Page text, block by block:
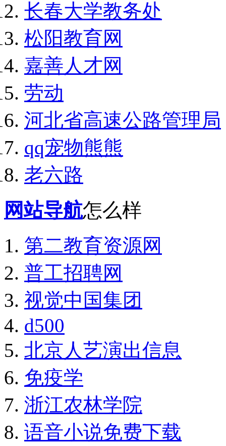
长春大学教务处
松阳教育网
嘉善人才网
劳动
河北省高速公路管理局
qq宠物熊熊
老六路
网站导航怎么样
第二教育资源网
普工招聘网
视觉中国集团
d500
北京人艺演出信息
免疫学
浙江农林学院
语音小说免费下载